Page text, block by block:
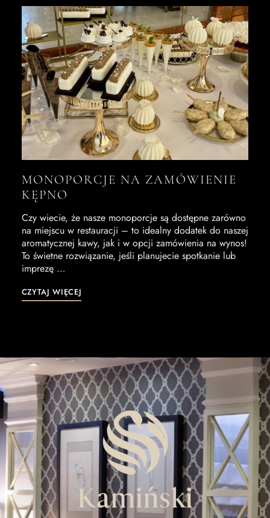
MONOPORCJE NA ZAMÓWIENIE
KĘPNO
Czy wiecie, że nasze monoporcje są dostępne zarówno
na miejscu w restauracji – to idealny dodatek do naszej
aromatycznej kawy, jak i w opcji zamówienia na wynos!
To świetne rozwiązanie, jeśli planujecie spotkanie lub
imprezę …
CZYTAJ WIĘCEJ